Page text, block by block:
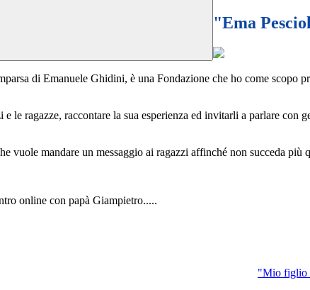
"Ema
di Emanuele Ghidini, è una Fondazione che ho come
le ragazze, raccontare la sua esperienza ed invitarli a parlare
mandare un messaggio ai ragazzi affinché non succeda più
online con papà Giampietro.....
"Mio figlio